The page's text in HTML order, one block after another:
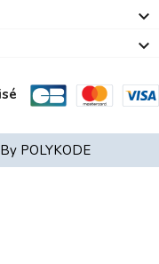


By POLYKODE